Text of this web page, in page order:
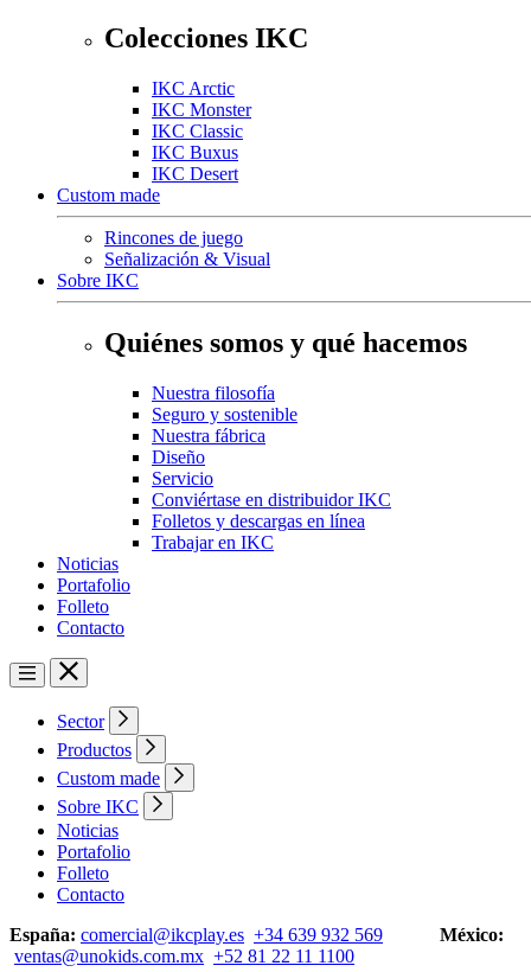
Colecciones IKC
IKC Arctic
IKC Monster
IKC Classic
IKC Buxus
IKC Desert
Custom made
Rincones de juego
Señalización & Visual
Sobre IKC
Quiénes somos y qué hacemos
Nuestra filosofía
Seguro y sostenible
Nuestra fábrica
Diseño
Servicio
Conviértase en distribuidor IKC
Folletos y descargas en línea
Trabajar en IKC
Noticias
Portafolio
Folleto
Contacto
Sector
Productos
Custom made
Sobre IKC
Noticias
Portafolio
Folleto
Contacto
España: comercial@ikcplay.es +34 639 932 569 México:
ventas@unokids.com.mx +52 81 22 11 1100